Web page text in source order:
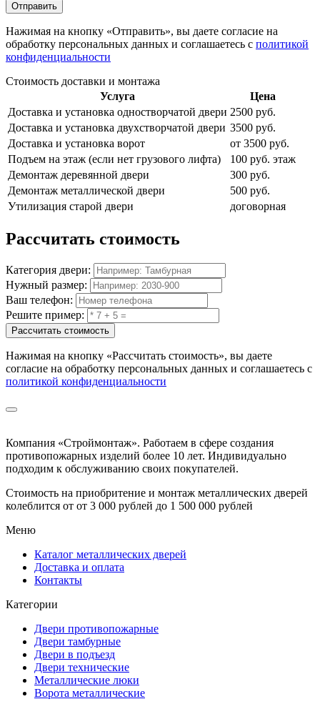
Отправить
Нажимая на кнопку «Отправить», вы даете согласие на
обработку персональных данных и соглашаетесь с политикой
конфиденциальности
Стоимость доставки и монтажа
Услуга
Цена
Доставка и установка одностворчатой двери 2500 руб.
Доставка и установка двухстворчатой двери 3500 руб.
Доставка и установка ворот
от 3500 руб.
Подъем на этаж (если нет грузового лифта)
100 руб. этаж
Демонтаж деревянной двери
300 руб.
Демонтаж металлической двери
500 руб.
Утилизация старой двери
договорная
Рассчитать стоимость
Категория двери:
Нужный размер:
Ваш телефон:
Решите пример:
Рассчитать стоимость
Нажимая на кнопку «Рассчитать стоимость», вы даете
согласие на обработку персональных данных и соглашаетесь с
политикой конфиденциальности
Компания «Строймонтаж». Работаем в сфере создания
противопожарных изделий более 10 лет. Индивидуально
подходим к обслуживанию своих покупателей.
Стоимость на приобритение и монтаж металлических дверей
колеблится от от 3 000 рублей до 1 500 000 рублей
Меню
Каталог металлических дверей
Доставка и оплата
Контакты
Категории
Двери противопожарные
Двери тамбурные
Двери в подъезд
Двери технические
Металлические люки
Ворота металлические